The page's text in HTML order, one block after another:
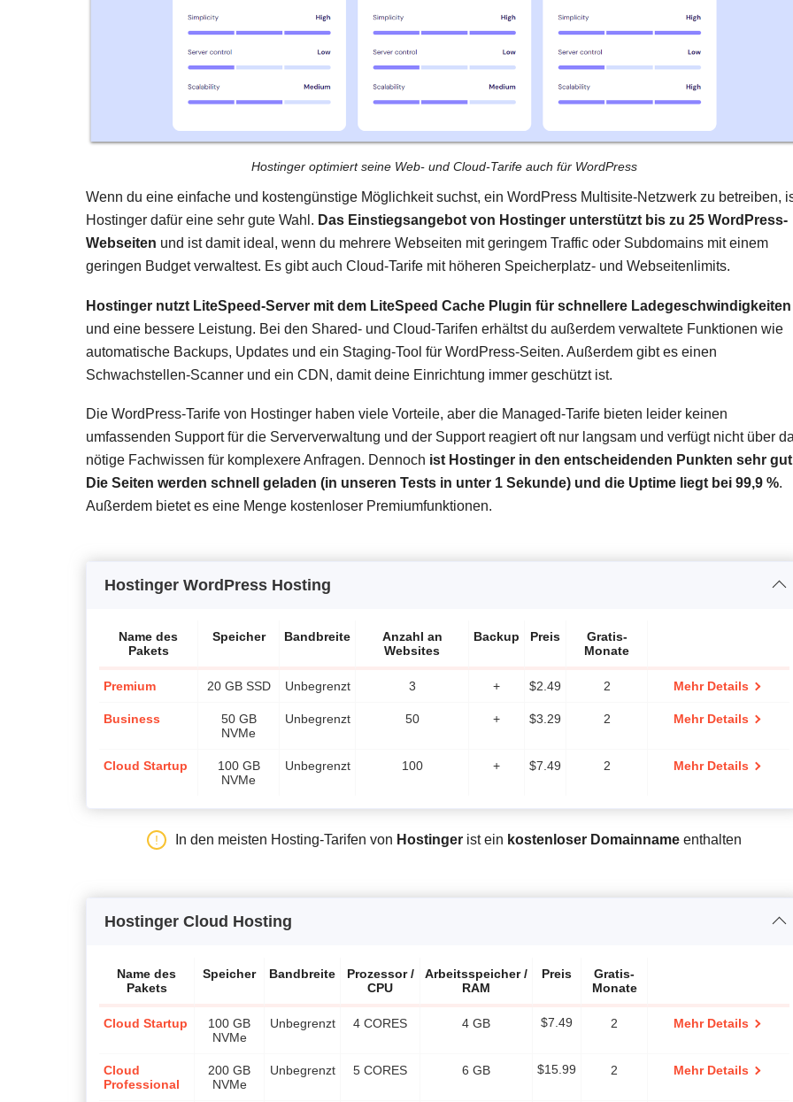
Hostinger optimiert seine Web- und Cloud-Tarife auch für WordPress
Wenn du eine einfache und kostengünstige Möglichkeit suchst, ein WordPress Multisite-Netzwerk zu betreiben,
Hostinger dafür eine sehr gute Wahl. Das Einstiegsangebot von Hostinger unterstützt bis zu 25 WordPress-
Webseiten und ist damit ideal, wenn du mehrere Webseiten mit geringem Traffic oder Subdomains mit einem
geringen Budget verwaltest. Es gibt auch Cloud-Tarife mit höheren Speicherplatz- und Webseitenlimits.
Hostinger nutzt LiteSpeed-Server mit dem LiteSpeed Cache Plugin für schnellere Ladegeschwindigkeiten
und eine bessere Leistung. Bei den Shared- und Cloud-Tarifen erhältst du außerdem verwaltete Funktionen wie
automatische Backups, Updates und ein Staging-Tool für WordPress-Seiten. Außerdem gibt es einen
Schwachstellen-Scanner und ein CDN, damit deine Einrichtung immer geschützt ist.
Die WordPress-Tarife von Hostinger haben viele Vorteile, aber die Managed-Tarife bieten leider keinen
umfassenden Support für die Serververwaltung und der Support reagiert oft nur langsam und verfügt nicht über
nötige Fachwissen für komplexere Anfragen. Dennoch ist Hostinger in den entscheidenden Punkten sehr
Die Seiten werden schnell geladen (in unseren Tests in unter 1 Sekunde) und die Uptime liegt bei 99,9 %.
Außerdem bietet es eine Menge kostenloser Premiumfunktionen.
Hostinger WordPress Hosting
Name des
Pakets
Speicher Bandbreite
Anzahl an
Websites
Backup Preis
Gratis-
Monate
Premium 20 GB SSD Unbegrenzt 3 + $2.49 2 Mehr Details
Business
50 GB
NVMe
Unbegrenzt 50 + $3.29 2 Mehr Details
Cloud Startup
100 GB
NVMe
Unbegrenzt 100 + $7.49 2 Mehr Details
In den meisten Hosting-Tarifen von Hostinger ist ein kostenloser Domainname enthalten
Hostinger Cloud Hosting
Name des
Pakets
Speicher Bandbreite
Prozessor /
CPU
Arbeitsspeicher /
RAM
Preis
Gratis-
Monate
Cloud Startup
100 GB
NVMe
Unbegrenzt 4 CORES 4 GB $7.49 2 Mehr Details
Cloud
Professional
200 GB
NVMe
Unbegrenzt 5 CORES 6 GB $15.99 2 Mehr Details